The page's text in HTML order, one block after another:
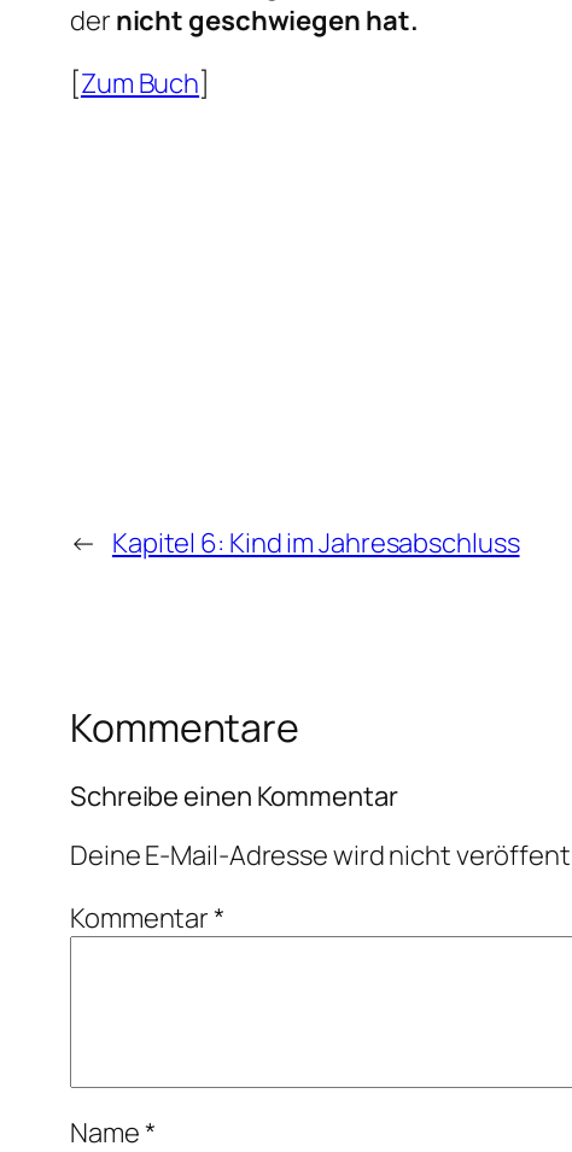
der nicht geschwiegen hat.
[Zum Buch]
← Kapitel 6: Kind im Jahresabschluss
Kommentare
Schreibe einen Kommentar
Deine E-Mail-Adresse wird nicht
Kommentar*
Name*